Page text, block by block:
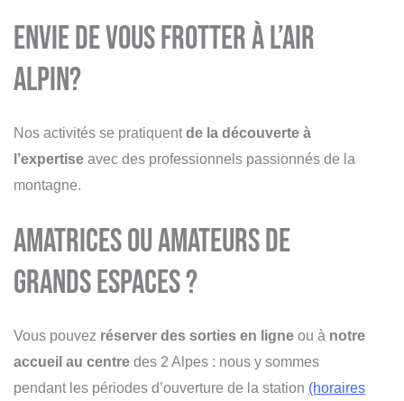
Envie de vous frotter à l’air
alpin?
Nos activités se pratiquentde la découverte à
l’expertise avec des professionnels passionnés de la
montagne.
Amatrices ou amateurs de
grands espaces ?
Vous pouvez réserver des sorties en ligne ou à notre
accueil au centre des 2 Alpes : nous y sommes
pendant les périodes d’ouverture de la station (horaires